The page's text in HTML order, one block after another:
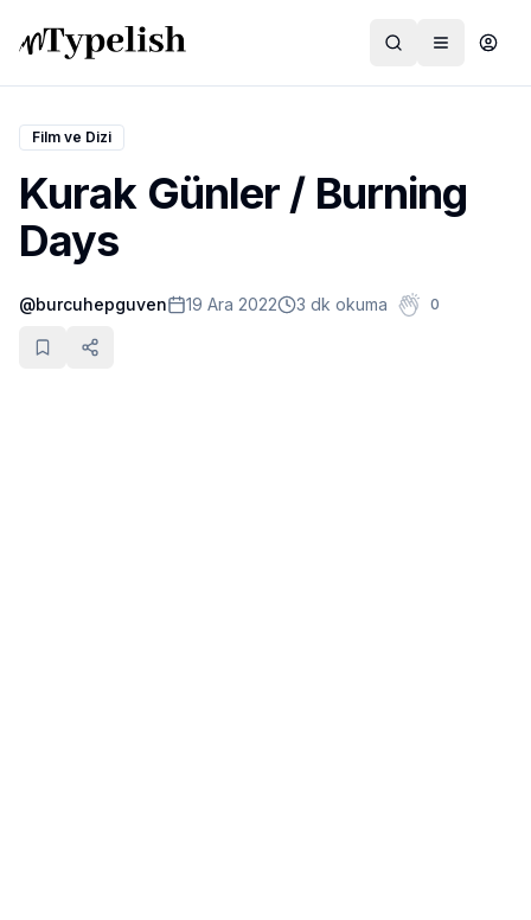
Dünya
Film ve Dizi
Kültür ve Sanat
Sağlık
Film ve Dizi
Kurak Günler / Burning
Days
@burcuhepguven 19 Ara 2022 3 dk okuma 0